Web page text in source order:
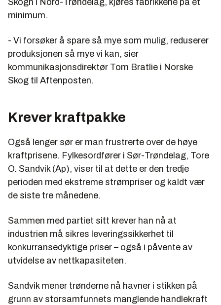
Skogn i Nord-Trøndelag, kjøres fabrikkene på et
minimum.
- Vi forsøker å spare så mye som mulig, reduserer
produksjonen så mye vi kan, sier
kommunikasjonsdirektør Tom Bratlie i Norske
Skog til Aftenposten.
Krever kraftpakke
Også lenger sør er man frustrerte over de høye
kraftprisene. Fylkesordfører i Sør-Trøndelag, Tore
O. Sandvik (Ap), viser til at dette er den tredje
perioden med ekstreme strømpriser og kaldt vær
de siste tre månedene.
Sammen med partiet sitt krever han nå at
industrien må sikres leveringssikkerhet til
konkurransedyktige priser – også i påvente av
utvidelse av nettkapasiteten.
Sandvik mener trønderne nå havner i stikken på
grunn av storsamfunnets manglende handlekraft